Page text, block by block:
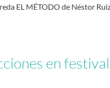
EL MÉTODO de Néstor
en